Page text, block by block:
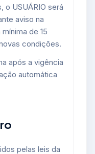
o USUÁRIO será
aviso na
de 15
condições.
após a vigência
automática
pelas leis da